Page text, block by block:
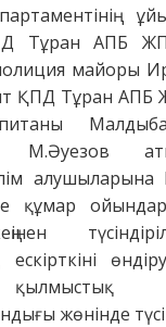
Тұран АПБ
майоры
ҚПД Тұран
М.Әуезов
құмар
ескірткіні
жөнінде